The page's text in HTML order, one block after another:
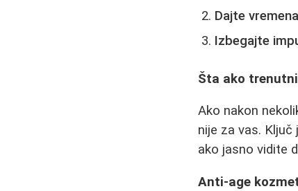
Dajte
Izbegajte
Šta ako
Ako nakon
nije za vas.
ako jasno vidite
Anti-age